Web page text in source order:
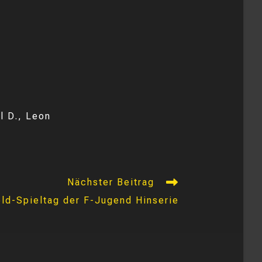
D., Leon
Nächster Beitrag
Spieltag der F-Jugend Hinserie